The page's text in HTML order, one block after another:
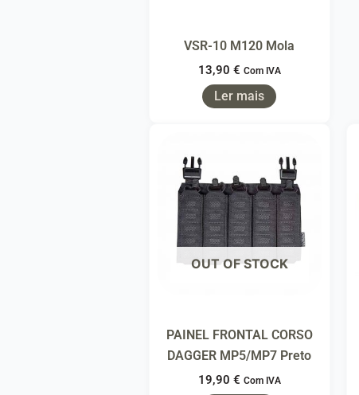
VSR-10 M120 Mola
13,90 € Com IVA
Ler mais
OUT OF STOCK
PAINEL FRONTAL CORSO
DAGGER MP5/MP7 Preto
19,90 € Com IVA